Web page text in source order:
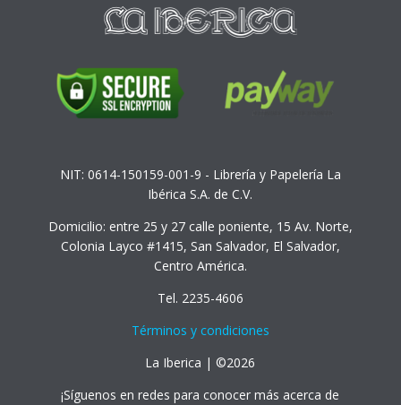
NIT: 0614-150159-001-9 - Librería y Papelería La
Ibérica S.A. de C.V.
Domicilio: entre 25 y 27 calle poniente, 15 Av. Norte,
Colonia Layco #1415, San Salvador, El Salvador,
Centro América.
Tel. 2235-4606
Términos y condiciones
La Iberica | ©2026
¡Síguenos en redes para conocer más acerca de